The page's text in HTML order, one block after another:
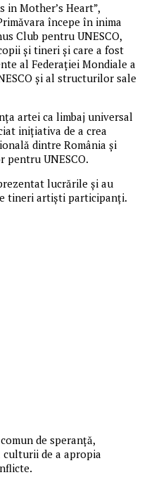
in Mother’s Heart”,
începe în inima
Club pentru UNESCO,
și tineri și care a fost
al Federației Mondiale a
și al structurilor sale
artei ca limbaj universal
inițiativa de a crea
dintre România și
pentru UNESCO.
lucrările și au
tineri artiști participanți.
de speranță,
de a apropia